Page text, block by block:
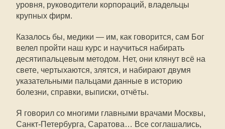
уровня, руководители корпораций, владельцы
крупных фирм.
Казалось бы, медики — им, как говорится, сам Бог
велел пройти наш курс и научиться набирать
десятипальцевым методом. Нет, они клянут всё на
свете, чертыхаются, злятся, и набирают двумя
указательными пальцами данные в историю
болезни, справки, выписки, отчёты.
Я говорил со многими главными врачами Москвы,
Санкт-Петербурга, Саратова… Все соглашались,